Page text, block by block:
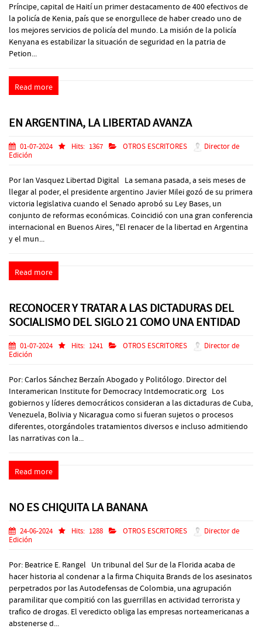
Príncipe, capital de Haití un primer destacamento de 400 efectivos de
la policía de Kenia, país que se enorgullece de haber creado uno de
los mejores servicios de policía del mundo. La misión de la policía
Kenyana es estabilizar la situación de seguridad en la patria de
Petion...
Read more
EN ARGENTINA, LA LIBERTAD AVANZA
01-07-2024 Hits: 1367 OTROS ESCRITORES
Director de
Edición
Por Ian Vasquez Libertad Digital La semana pasada, a seis meses de
llegar al poder, el presidente argentino Javier Milei gozó de su primera
victoria legislativa cuando el Senado aprobó su Ley Bases, un
conjunto de reformas económicas. Coincidió con una gran conferencia
internacional en Buenos Aires, "El renacer de la libertad en Argentina
y el mun...
Read more
RECONOCER Y TRATAR A LAS DICTADURAS DEL
SOCIALISMO DEL SIGLO 21 COMO UNA ENTIDAD
01-07-2024 Hits: 1241 OTROS ESCRITORES
Director de
Edición
Por: Carlos Sánchez Berzaín Abogado y Politólogo. Director del
Interamerican Institute for Democracy Intdemocratic.org Los
gobiernos y líderes democráticos consideran a las dictaduras de Cuba,
Venezuela, Bolivia y Nicaragua como si fueran sujetos o procesos
diferentes, otorgándoles tratamientos diversos e incluso admitiendo
las narrativas con la...
Read more
NO ES CHIQUITA LA BANANA
24-06-2024 Hits: 1288 OTROS ESCRITORES
Director de
Edición
Por: Beatrice E. Rangel Un tribunal del Sur de la Florida acaba de
hacer historia al condenar a la firma Chiquita Brands de los asesinatos
perpetrados por las Autodefensas de Colombia, una agrupación
paramilitar que compitió con las guerrillas en actividad terrorista y
trafico de drogas. El veredicto obliga las empresas norteamericanas a
abstenerse d...